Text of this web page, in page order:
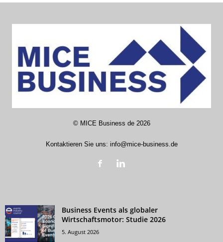
© MICE Business de2026
Kontaktieren Sie uns: info@mice-business.de
Business Events als globaler
Wirtschaftsmotor: Studie 2026
5. August 2026